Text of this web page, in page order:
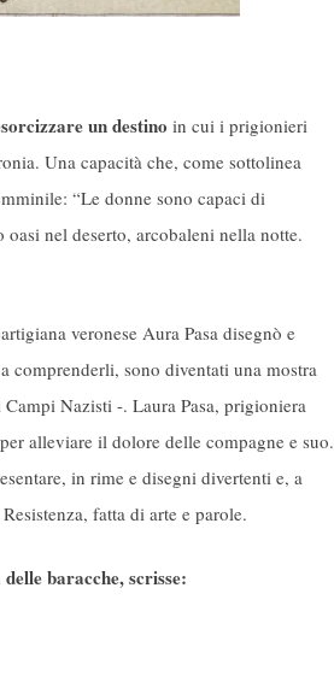
un destino in cui i prigionieri
Una capacità che, come sottolinea
“Le donne sono capaci di
nel deserto, arcobaleni nella notte.
veronese Aura Pasa disegnò e
comprenderli, sono diventati una mostra
Nazisti -. Laura Pasa, prigioniera
alleviare il dolore delle compagne e suo.
in rime e disegni divertenti e, a
fatta di arte e parole.
baracche, scrisse: